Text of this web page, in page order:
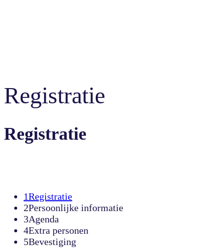
Registratie
Registratie
1Registratie
2Persoonlijke informatie
3Agenda
4Extra personen
5Bevestiging